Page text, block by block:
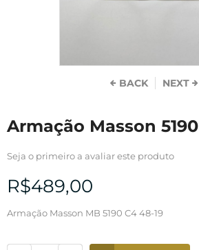
BACK NEXT
Armação Masson 5190
Seja o primeiro a avaliar este produto
R$489,00
Armação Masson MB 5190 C4 48-19